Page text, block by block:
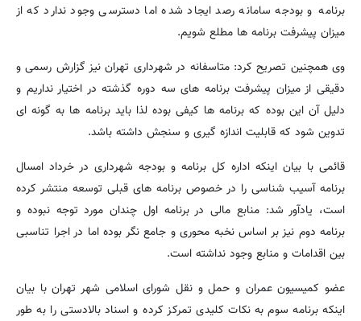
برنامه و بودجه سامانه رصد ایجاد شده اما دسترسی وجود ندارد که از
میزان پیشرفت برنامه ها مطلع شویم.
وی همچنین تصریح کرد: متاسفانه در شهرداری تهران نیز گزارش رسمی و
دقیقی از میزان پیشرفت برنامه های سه دوره گذشته در اختیار نداریم و
دلیل آن این بوده که برنامه ها کیفی بوده لذا باید برنامه ها به گونه ای
تدوین شود که قابلیت اندازه گیری و سنجش داشته باشد.
قائمی با بیان اینکه اداره کل برنامه و بودجه شهرداری در خرداد امسال
برنامه آسیب شناسی را در خصوص برنامه های قبلی توسعه منتشر کرده
است، یادآور شد: منابع مالی در برنامه اول چندان مورد توجه نبوده و
برنامه دوم نیز بر اساس نخبه محوری و جامع نگر بوده اما در اجرا تناسبی
بین اقدامات و منابع وجود نداشته است.
عضو کمیسیون عمران و حمل و نقل شورای اسلامی شهر تهران با بیان
اینکه برنامه سوم به نکات کلیدی تمرکز کرده و اسناد بالادستی را به طور